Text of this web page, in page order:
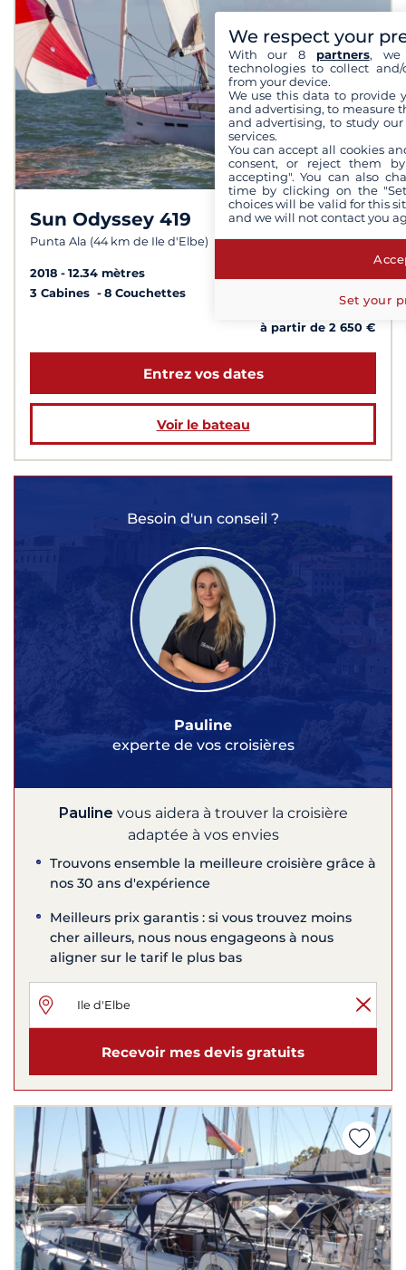
Sun Odyssey 419
Punta Ala (44 km de Ile d'Elbe)
8,8 /10
2018
12.34 mètres
3 Cabines
8 Couchettes
à partir de 2 650 €
Entrez vos dates
Voir le bateau
Besoin d'un conseil ?
Pauline
experte de vos croisières
Pauline vous aidera à trouver la croisière
adaptée à vos envies
Trouvons ensemble la meilleure croisière grâce à
nos 30 ans d'expérience
Meilleurs prix garantis : si vous trouvez moins
cher ailleurs, nous nous engageons à nous
aligner sur le tarif le plus bas
Recevoir mes devis gratuits
We respect your
With our 8 partners, we
technologies to collect
from your device.
We use this data to provide
and advertising, to measure
and advertising, to study
services.
You can accept all cookies
consent, or reject them
accepting". You can also
time by clicking on the
choices will be valid for this
and we will not contact you
Set your